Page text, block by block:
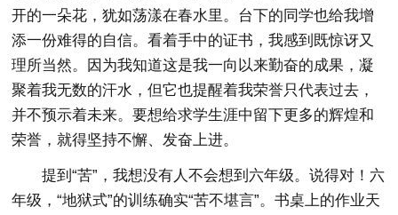
开的一朵花，犹如荡漾在春水里。台下的同学也给我增
添一份难得的自信。看着手中的证书，我感到既惊讶又
理所当然。因为我知道这是我一向以来勤奋的成果，凝
聚着我无数的汗水，但它也提醒着我荣誉只代表过去，
并不预示着未来。要想给求学生涯中留下更多的辉煌和
荣誉，就得坚持不懈、发奋上进。
提到“苦”，我想没有人不会想到六年级。说得对！六
年级，“地狱式”的训练确实“苦不堪言”。书桌上的作业天